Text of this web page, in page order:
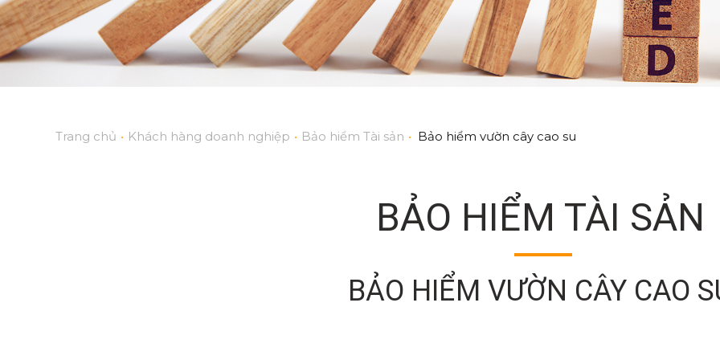
Trang chủ • Khách hàng doanh nghiệp • Bảo hiểm Tài sản • Bảo hiểm vườn cây cao su
BẢO HIỂM TÀI SẢN
BẢO HIỂM VƯỜN CÂY CAO